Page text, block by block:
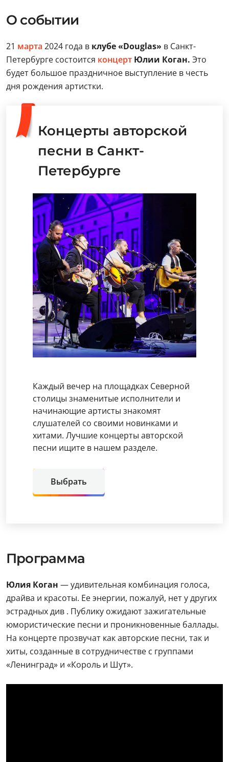
О событии
21 марта 2024 года в клубе «Douglas» в Санкт-
Петербурге состоится концерт Юлии Коган. Это
будет большое праздничное выступление в честь
дня рождения артистки.
Концерты авторской
песни в Санкт-
Петербурге
Каждый вечер на площадках Северной
столицы знаменитые исполнители и
начинающие артисты знакомят
слушателей со своими новинками и
хитами. Лучшие концерты авторской
песни ищите в нашем разделе.
Выбрать
Программа
Юлия Коган — удивительная комбинация голоса,
драйва и красоты. Ее энергии, пожалуй, нет у других
эстрадных див . Публику ожидают зажигательные
юмористические песни и проникновенные баллады.
На концерте прозвучат как авторские песни, так и
хиты, созданные в сотрудничестве с группами
«Ленинград» и «Король и Шут».